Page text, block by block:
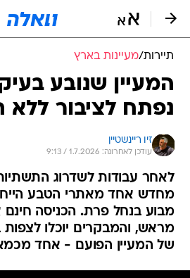
תיירות/מעיינות בארץ
המעיין שנובע
נפתח לציבור ללא
זיו ריינשטיין
עודכן לאחרונה: 1.7.2026 / 9:13
לאחר עבודות לשדרוג
מחדש אחד מאתרי הטבע
מבוע בנחל פרת. הכניסה
מראש, והמבקרים יוכלו
של המעיין הפועם - אחד